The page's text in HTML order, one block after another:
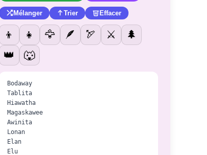
Mélanger Trier Effacer
👦 👧 🦅 🪶 🏹 ⚔️
🌲
👑
🐺